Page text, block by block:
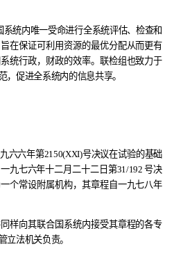
系统内唯一受命进行全系统评估、检查和
在保证可利用资源的最优分配从而更有
统行政，财政的效率。联检组也致力于
，促进全系统内的信息共享。
六六年第2150(XXI)号决议在试验的基础
九七六年十二月二十二日第31/192号决
个常设附属机构，其章程自一九七八年
样向其联合国系统内接受其章程的各专
立法机关负责。